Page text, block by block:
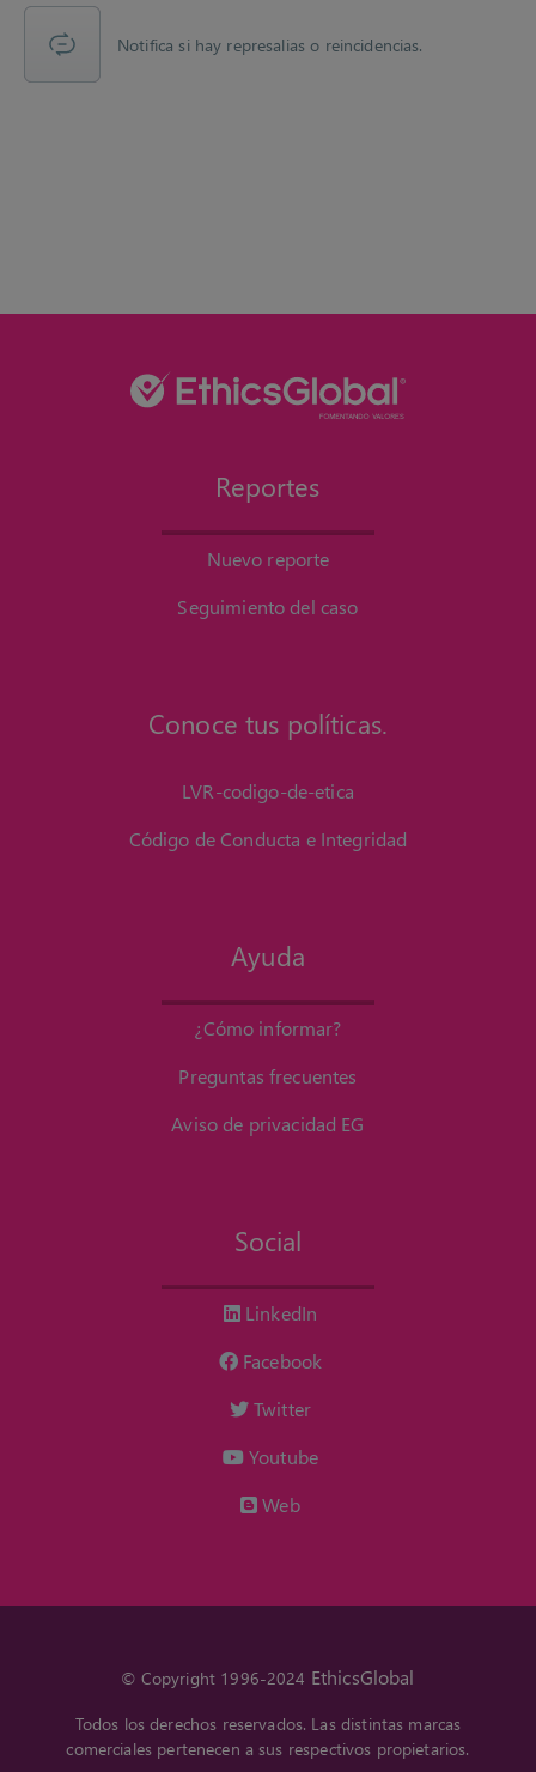
Notifica si hay represalias o reincidencias.
Reportes
Nuevo reporte
Seguimiento del caso
Conoce tus políticas.
LVR-codigo-de-etica
Código de Conducta e Integridad
Ayuda
¿Cómo informar?
Preguntas frecuentes
Aviso de privacidad EG
Social
LinkedIn
Facebook
Twitter
Youtube
Web
© Copyright 1996-2024 EthicsGlobal
Todos los derechos reservados. Las distintas marcas
comerciales pertenecen a sus respectivos propietarios.